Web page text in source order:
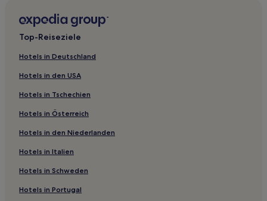
B&B in Sanur
Gasthäuser in Sanur Kauh
Hotel-Resorts in Legian
Hostels in Legian
Villen in Semawang Beach
Gasthäuser in Semawang Beach
B&B in Seminyak
Villen in Seminyak
Top-Reiseziele
Hotels in Deutschland
Hotels in den USA
Hotels in Tschechien
Hotels in Österreich
Hotels in den Niederlanden
Hotels in Italien
Hotels in Schweden
Hotels in Portugal